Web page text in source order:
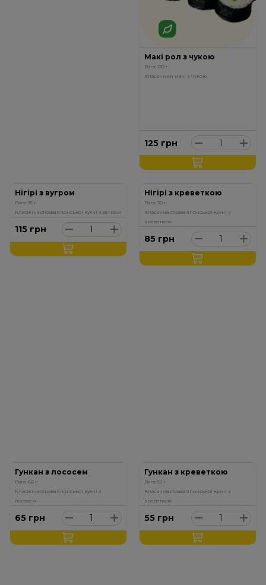
Макі рол з чукою
Вага: 120 г.
Класичний макі з чукою
125 грн
Нігірі з вугром
Вага: 35 г.
Класична страва японської кухні з вугрем
115 грн
Нігірі з креветкою
Вага: 30 г.
Класична страва японської кухні з
креветкою
85 грн
Гункан з лососем
Вага: 66 г.
Класична страва японської кухні з
лососем
65 грн
Гункан з креветкою
Вага: 55 г.
Класична страва японської кухні з
креветкою
55 грн